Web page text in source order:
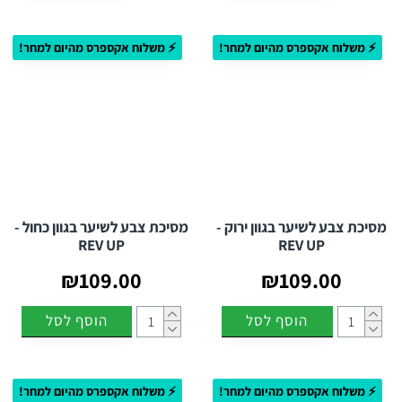
עם מסכת הצבע NOUVELLE REV UP, תוכלו לשמור על גוון רענן וזוהר
בכל זמן, בקלות ובנוחות.
והמרשים בקלות, גם בין צביעות, ואידיאלית לרענון הצבע מבלי להתחייב
לצביעה קבועה.
שאלה: האם המסכה גם מטפחת את השיער בנוסף לרענון הצבע?
כן. במקביל לחידוש הגוון, המסכה מעניקה הזנה עמוקה וברק
טבעי. הפורמולה המתקדמת שלה מועשרת ברכיבים מזינים השומרים
על בריאות השיער ומעניקים לו רכות וחיוניות. היא מכילה מרכיבים
זוהר ורענן.
⚡ משלוח אקספרס מהיום למחר!
מסיכת צבע לשיער בגוון ירוק -
REV UP
₪109.00
הוסף לסל
⚡ משלוח אקספרס מהיום למחר!
מסיכת צבע לשיער בגוון כחול -
REV UP
₪109.00
הוסף לסל
⚡ משלוח אקספרס מהיום למחר! ⚡ משלוח אקספרס מהיום למחר!